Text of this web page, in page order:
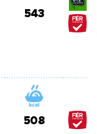
543
508